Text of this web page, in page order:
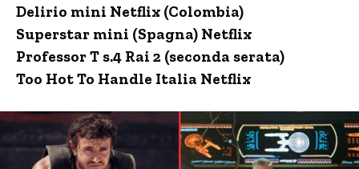
Delirio mini Netflix (Colombia)
Superstar mini (Spagna) Netflix
Professor T s.4 Rai 2 (seconda serata)
Too Hot To Handle Italia Netflix